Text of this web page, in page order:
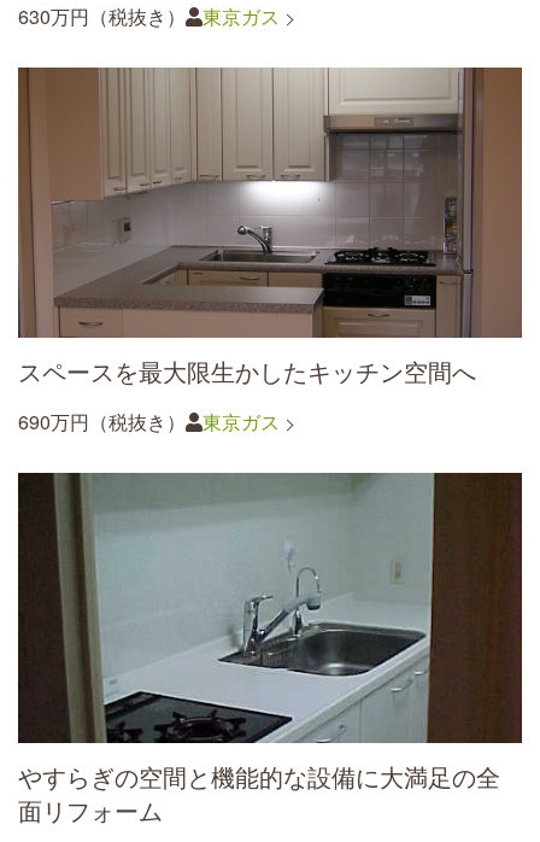
630万円（税抜き） 東京ガス
スペースを最大限生かしたキッチン空間へ
690万円（税抜き） 東京ガス
やすらぎの空間と機能的な設備に大満足の全
面リフォーム